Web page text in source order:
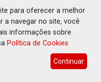
acertam
R$ 6,5 milhões
para oferecer a melhor
a navegar no site, você
informações sobre
Política de Cookies
Continuar